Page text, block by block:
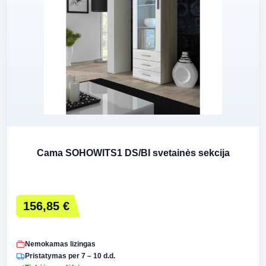
Cama SOHOWITS1 DS/BI svetainės sekcija
156,85 €
Nemokamas lizingas
Pristatymas per 7 – 10 d.d.